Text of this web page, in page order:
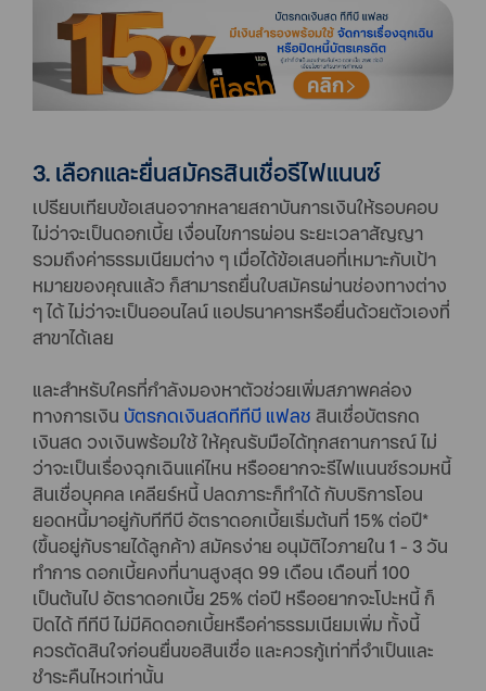
3. เลือกและยื่นสมัครสินเชื่อรีไฟแนนซ์
เปรียบเทียบข้อเสนอจากหลายสถาบันการเงินให้รอบคอบ
ไม่ว่าจะเป็นดอกเบี้ย เงื่อนไขการผ่อน ระยะเวลาสัญญา
รวมถึงค่าธรรมเนียมต่าง ๆ เมื่อได้ข้อเสนอที่เหมาะกับเป้า
หมายของคุณแล้ว ก็สามารถยื่นใบสมัครผ่านช่องทางต่าง
ๆ ได้ ไม่ว่าจะเป็นออนไลน์ แอปธนาคารหรือยื่นด้วยตัวเองที่
สาขาได้เลย
และสำหรับใครที่กำลังมองหาตัวช่วยเพิ่มสภาพคล่อง
ทางการเงิน บัตรกดเงินสดทีทีบี แฟลช สินเชื่อบัตรกด
เงินสด วงเงินพร้อมใช้ ให้คุณรับมือได้ทุกสถานการณ์ ไม่
ว่าจะเป็นเรื่องฉุกเฉินแค่ไหน หรืออยากจะรีไฟแนนซ์รวมหนี้
สินเชื่อบุคคล เคลียร์หนี้ ปลดภาระก็ทำได้ กับบริการโอน
ยอดหนี้มาอยู่กับทีทีบี อัตราดอกเบี้ยเริ่มต้นที่ 15% ต่อปี*
(ขึ้นอยู่กับรายได้ลูกค้า) สมัครง่าย อนุมัติไวภายใน 1 - 3 วัน
ทำการ ดอกเบี้ยคงที่นานสูงสุด 99 เดือน เดือนที่ 100
เป็นต้นไป อัตราดอกเบี้ย 25% ต่อปี หรืออยากจะโปะหนี้ ก็
ปิดได้ ทีทีบี ไม่มีคิดดอกเบี้ยหรือค่าธรรมเนียมเพิ่ม ทั้งนี้
ควรตัดสินใจก่อนยื่นขอสินเชื่อ และควรกู้เท่าที่จำเป็นและ
ชำระคืนไหวเท่านั้น